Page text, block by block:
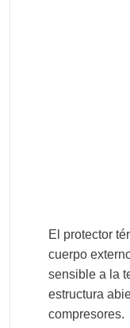
El protector
cuerpo
sensible a la
estructura
compresores.